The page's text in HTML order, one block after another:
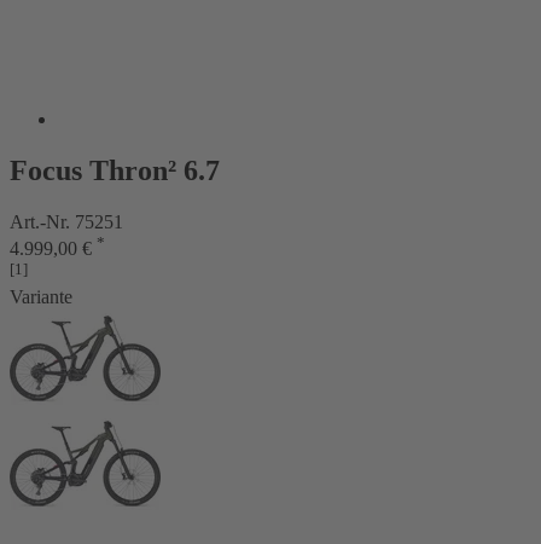
Focus Thron² 6.7
Art.-Nr. 75251
4.999,00 € *
[1]
Variante